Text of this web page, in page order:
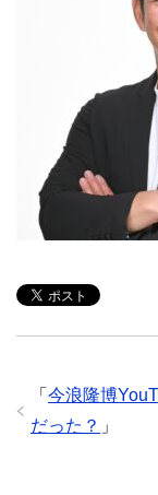
「 今浪隆博
だった？ 」